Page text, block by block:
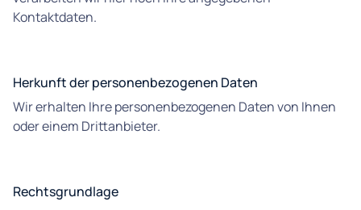
Kontaktdaten.
Herkunft der personenbezogenen Daten
Wir erhalten Ihre personenbezogenen Daten von Ihnen
oder einem Drittanbieter.
Rechtsgrundlage